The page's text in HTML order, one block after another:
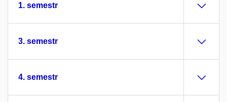
1. semestr
3. semestr
4. semestr